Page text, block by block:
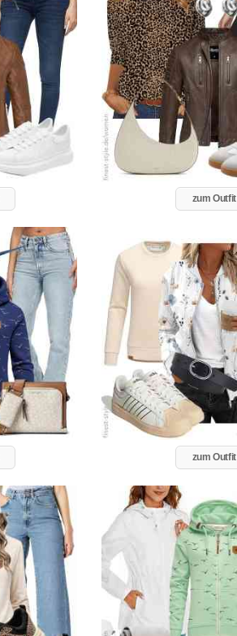
zum Outfit
zum Outfit